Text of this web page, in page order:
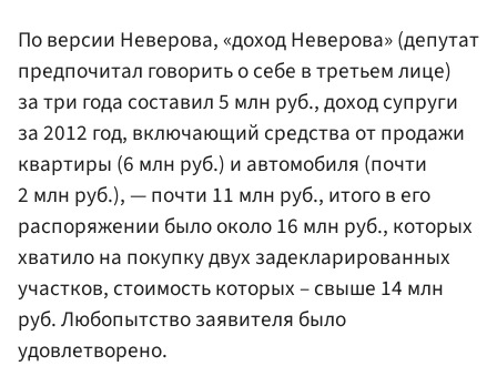
По версии Неверова, «доход Неверова» (депутат
предпочитал говорить о себе в третьем лице)
за три года составил 5 млн руб., доход супруги
за 2012 год, включающий средства от продажи
квартиры (6 млн руб.) и автомобиля (почти
2 млн руб.), — почти 11 млн руб., итого в его
распоряжении было около 16 млн руб., которых
хватило на покупку двух задекларированных
участков, стоимость которых – свыше 14 млн
руб. Любопытство заявителя было
удовлетворено.